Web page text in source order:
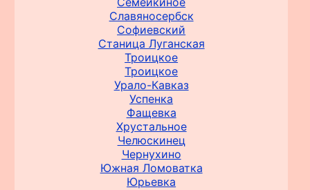
Славяносербск
Софиевский
Станица Луганская
Троицкое
Троицкое
Урало-Кавказ
Успенка
Фащевка
Хрустальное
Челюскинец
Чернухино
Южная Ломоватка
Юрьевка